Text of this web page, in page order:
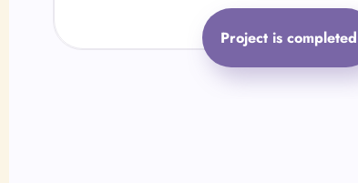
mücadeleye dikkat çeken bir gün var: 15 Şubat
Çocukluk Çağı Kanseri Günü.Project is completed